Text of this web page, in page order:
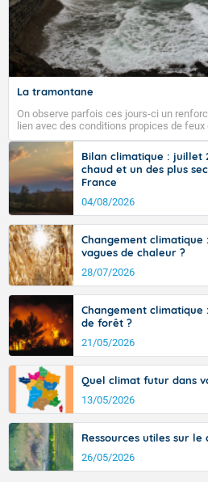
La tramontane
On observe parfois ces jours-ci un
lien avec des conditions propices de
tramontane ? Quelles sont ses
vent turbulent soufflant de secteur nord-
ouest, dans un secteur qui part du
l’ouest de l’Hérault. L’étymologie de ce
signifiant au-delà des monts, en allusion
d’où provient ce vent.
Bilan climatique : juillet
chaud et un des plus
France
04/08/2026
Changement
vagues de chaleur ?
28/07/2026
Changement
de forêt ?
21/05/2026
Quel climat futur dans
13/05/2026
Ressources utiles sur
26/05/2026